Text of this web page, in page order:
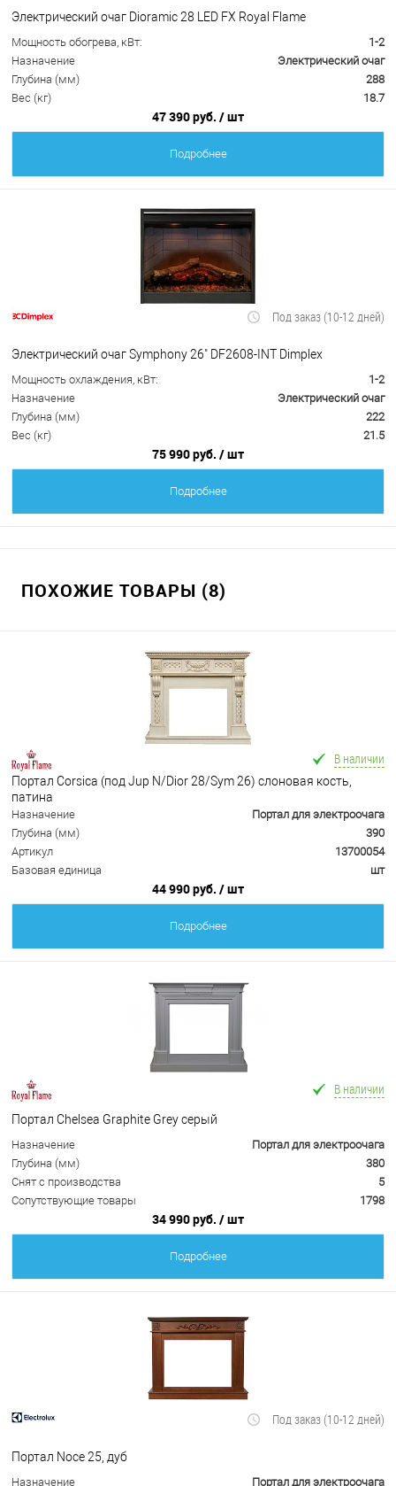
Электрический очаг Dioramic 28 LED FX Royal Flame
Мощность обогрева, кВт:
1-2
Назначение
Электрический очаг
Глубина (мм)
288
Вес (кг)
18.7
47 390 руб. / шт
Подробнее
Под заказ (10-12 дней)
Электрический очаг Symphony 26" DF2608-INT Dimplex
Мощность охлаждения, кВт:
1-2
Назначение
Электрический очаг
Глубина (мм)
222
Вес (кг)
21.5
75 990 руб. / шт
Подробнее
ПОХОЖИЕ ТОВАРЫ (8)
В наличии
Портал Corsica (под Jup N/Dior 28/Sym 26) слоновая кость,
патина
Назначение
Портал для электроочага
Глубина (мм)
390
Артикул
13700054
Базовая единица
шт
44 990 руб. / шт
Подробнее
В наличии
Портал Chelsea Graphite Grey серый
Назначение
Портал для электроочага
Глубина (мм)
380
Снят с производства
5
Сопутствующие товары
1798
34 990 руб. / шт
Подробнее
Под заказ (10-12 дней)
Портал Noce 25, дуб
Назначение Портал для электроочага